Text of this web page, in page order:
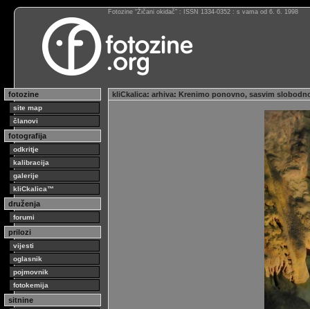
Fotozine “Žičani okidač” : ISSN 1334-0352 : s vama od 6. 6. 1998
fotozine
site map
članovi
fotografija
odkritje
kalibracija
galerije
kliCkalica™
druženja
forumi
prilozi
vijesti
oglasnik
pojmovnik
fotokemija
sitnine
kliCkalica: arhiva: Krenimo ponovno, sasvim